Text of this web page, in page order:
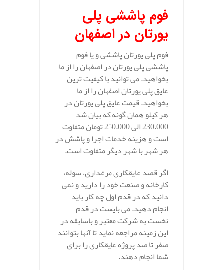
فوم پاششی پلی
یورتان در اصفهان
فوم پلی یورتان پاششی و یا فوم
پاششی پلی یورتان در اصفهان را از ما
بخواهید. می توانید با کیفیت ترین
عایق پلی یورتان اصفهان را از ما
بخواهید. قیمت عایق پلی یورتان در
هر کیلو همان گونه که بیان شد
230.000 الی 250.000 تومان متفاوت
است و هزینه خدمات اجرا و پاشش در
هر شهر با شهر دیگر متفاوت است.
اگر قصد عایقکاری مرغداری، سوله،
کارخانه و صنعت خود را دارید و نمی
دانید که در قدم اول چه کار باید
انجام دهید. می بایست در قدم
نخست به شرکت معتبر و باسابقه در
این زمینه مراجعه نماید تا آنها بتوانند
صفر تا صد پروژه عایقکاری را برای
شما انجام دهند.